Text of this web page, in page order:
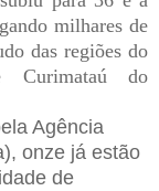
milhares de
das regiões do
Curimataú do
Agência
onze já estão
de